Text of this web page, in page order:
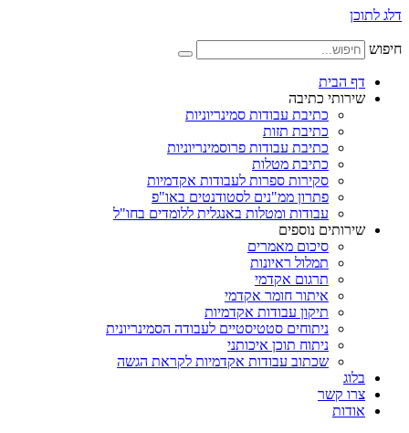
דלג לתוכן
חיפוש
דף הבית
שירותי כתיבה
כתיבת עבודות סמינריוניות
כתיבת תזות
כתיבת עבודות פרוסמינריוניות
כתיבת מטלות
סקירות ספרות לעבודות אקדמיות
פתרון ממ"נים לסטודנטים באו"פ
עבודות ומטלות באנגלית ללומדים בחו"ל
שירותים נוספים
סיכום מאמרים
תמלול ראיונות
תרגום אקדמי
איתור חומר אקדמי
תיקון עבודות אקדמיות
ניתוחים סטטיסטיים לעבודה הסמינריונית
ניתוח תוכן איכותני
שכתוב עבודות אקדמיות לקראת הגשה
בלוג
צרו קשר
אודות